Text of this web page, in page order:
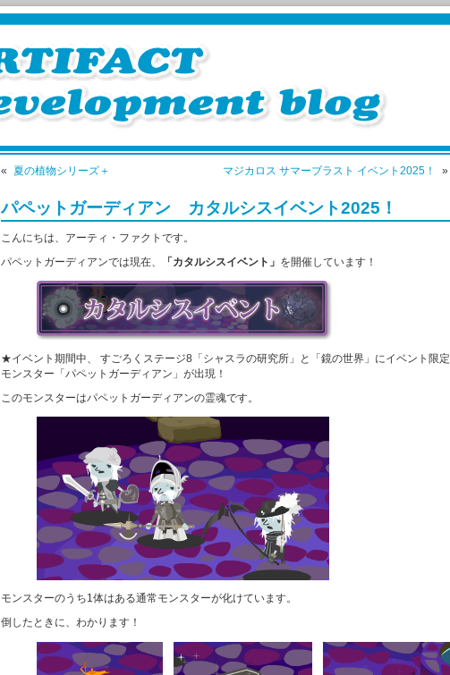
« 夏の植物シリーズ＋ マジカロス サマーブラスト イベント2025！ »
パペットガーディアン カタルシスイベント2025！
こんにちは、アーティ・ファクトです。
パペットガーディアンでは現在、
「カタルシスイベント」 を開催しています！
★イベント期間中、 すごろくステージ8「シャスラの研究所」と「鏡の世界」にイベント限定
モンスター「パペットガーディアン」が出現！
このモンスターはパペットガーディアンの霊魂です。
モンスターのうち1体はある通常モンスターが化けています。
倒したときに、わかります！